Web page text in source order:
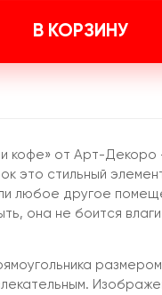
В КОРЗИНУ
и кофе» от Арт-
это стильный
любое другое
она не боится